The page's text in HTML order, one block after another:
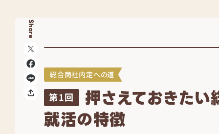
Share
総合商社内定への道
第1回 押さえておきたい
就活の特徴